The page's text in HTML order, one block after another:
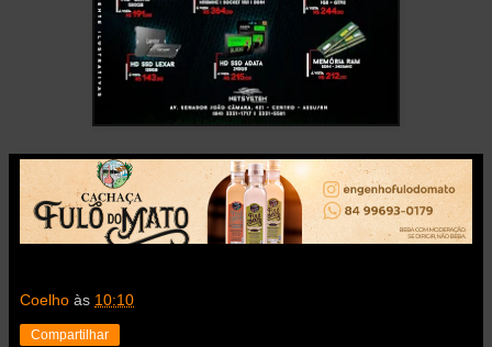
Coelho às 10:10
Compartilhar